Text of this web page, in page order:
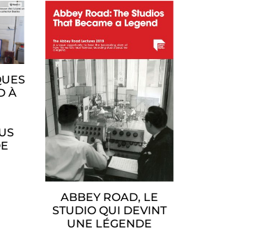
À
ABBEY ROAD, LE
STUDIO QUI DEVINT
UNE LÉGENDE